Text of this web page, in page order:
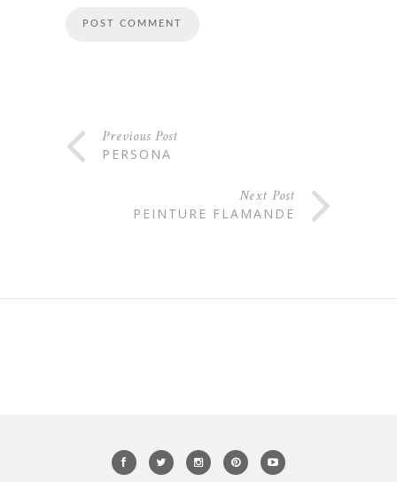
Previous Post
PERSONA
Next Post
PEINTURE FLAMANDE